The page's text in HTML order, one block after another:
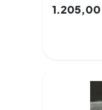
1.205,00